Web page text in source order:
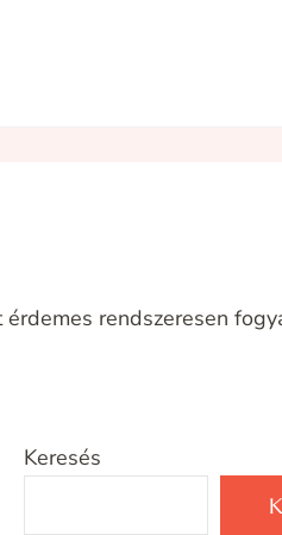
rendszeresen
Keresés